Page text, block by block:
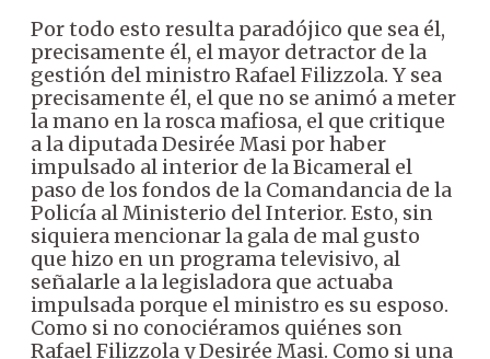
Por todo esto resulta paradójico que sea él,
precisamente él, el mayor detractor de la
gestión del ministro Rafael Filizzola. Y sea
precisamente él, el que no se animó a meter
la mano en la rosca mafiosa, el que critique
a la diputada Desirée Masi por haber
impulsado al interior de la Bicameral el
paso de los fondos de la Comandancia de la
Policía al Ministerio del Interior. Esto, sin
siquiera mencionar la gala de mal gusto
que hizo en un programa televisivo, al
señalarle a la legisladora que actuaba
impulsada porque el ministro es su esposo.
Como si no conociéramos quiénes son
Rafael Filizzola y Desirée Masi. Como si una